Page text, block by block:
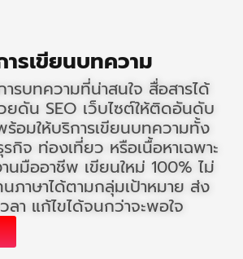
ารเขียนบทความ
รบทความที่น่าสนใจ สื่อสารได้
ยดัน SEO เว็บไซต์ให้ติดอันดับ
ร้อมให้บริการเขียนบทความทั้ง
กิจ ท่องเที่ยว หรือเนื้อหาเฉพาะ
นมืออาชีพ เขียนใหม่ 100% ไม่
นภาษาได้ตามกลุ่มเป้าหมาย ส่ง
ลา แก้ไขได้จนกว่าจะพอใจ